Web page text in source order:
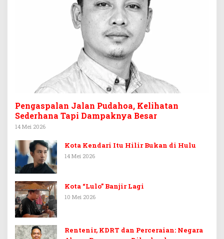
Pengaspalan Jalan Pudahoa, Kelihatan
Sederhana Tapi Dampaknya Besar
14 Mei 2026
Kota Kendari Itu Hilir Bukan di Hulu
14 Mei 2026
Kota “Lulo” Banjir Lagi
10 Mei 2026
Rentenir, KDRT dan Perceraian: Negara